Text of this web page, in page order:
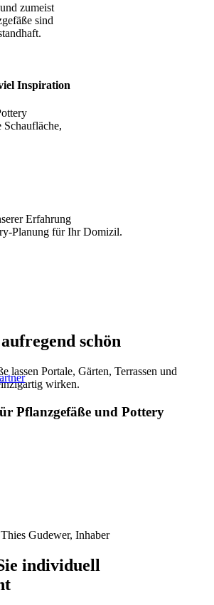
zumeist
sind
Inspiration
Schaufläche,
Erfahrung
Planung für Ihr Domizil.
schön
lassen Portale, Gärten, Terrassen und
wirken.
Pflanzgefäße und Pottery
Thies Gudewer, Inhaber
individuell